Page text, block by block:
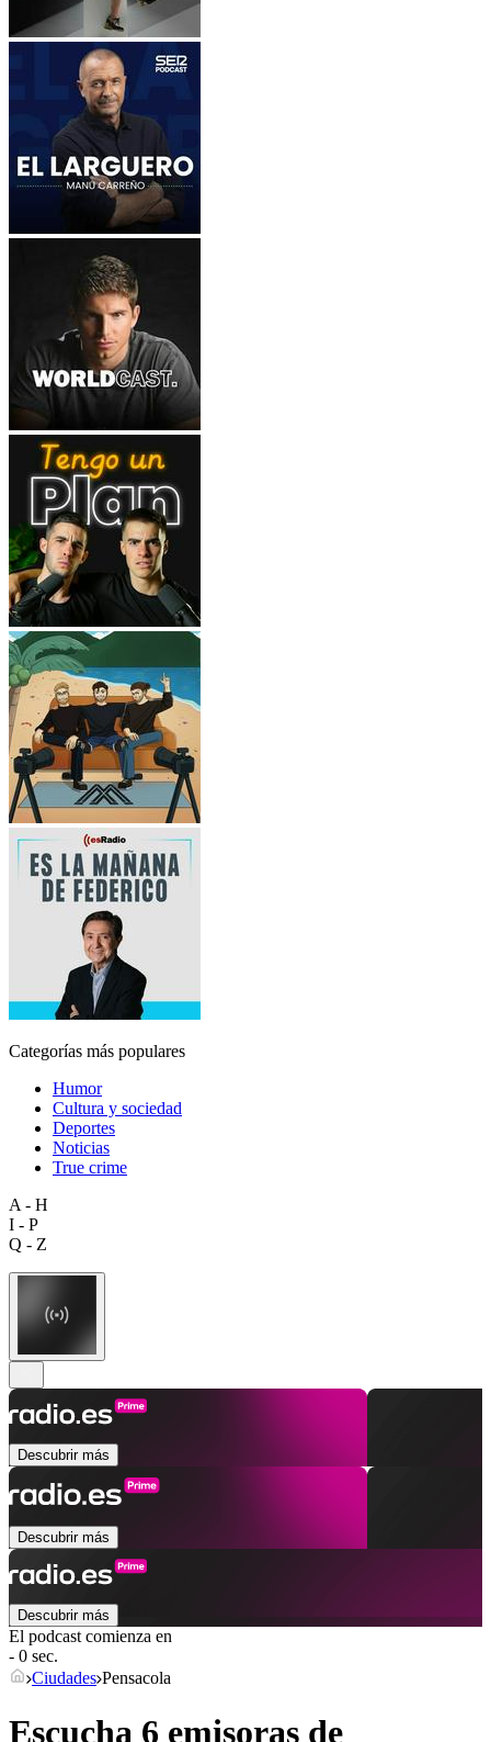
Categorías más populares
Humor
Cultura y sociedad
Deportes
Noticias
True crime
A - H
I - P
Q - Z
Descubrir más
Descubrir más
Descubrir más
El podcast comienza en
- 0 sec.
Ciudades Pensacola
Escucha 6 emisoras de